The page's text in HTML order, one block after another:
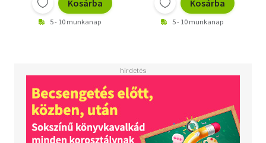
Kosárba
5 - 10 munkanap
Kosárba
5 - 10 munkanap